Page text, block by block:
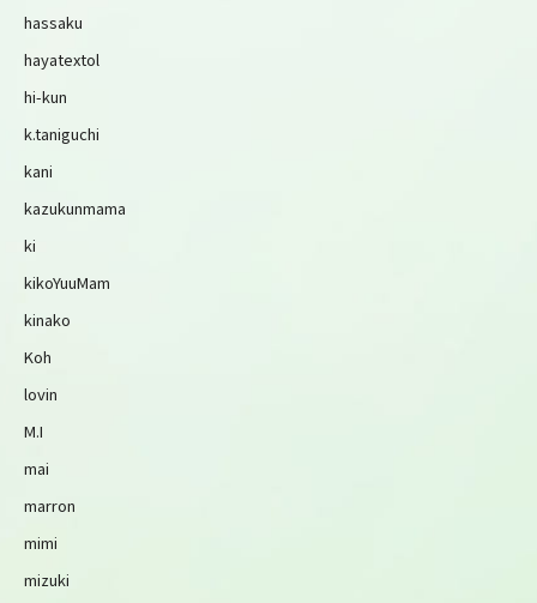
hassaku
hayatextol
hi-kun
k.taniguchi
kani
kazukunmama
ki
kikoYuuMam
kinako
Koh
lovin
M.I
mai
marron
mimi
mizuki